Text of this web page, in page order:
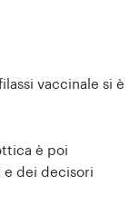
vaccinale si è
è poi
e dei decisori